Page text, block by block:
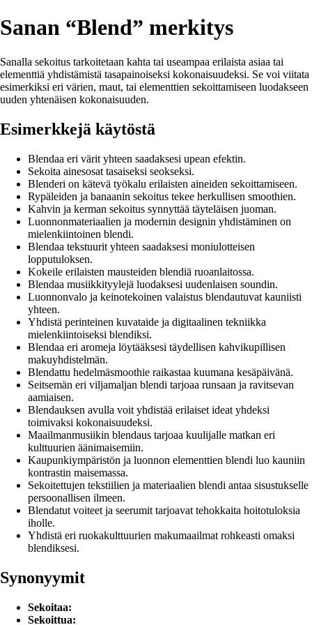
Sanan “Blend” merkitys
Sanalla sekoitus tarkoitetaan kahta tai useampaa erilaista asiaa tai
elementtiä yhdistämistä tasapainoiseksi kokonaisuudeksi. Se voi viitata
esimerkiksi eri värien, maut, tai elementtien sekoittamiseen luodakseen
uuden yhtenäisen kokonaisuuden.
Esimerkkejä käytöstä
Blendaa eri värit yhteen saadaksesi upean efektin.
Sekoita ainesosat tasaiseksi seokseksi.
Blenderi on kätevä työkalu erilaisten aineiden sekoittamiseen.
Rypäleiden ja banaanin sekoitus tekee herkullisen smoothien.
Kahvin ja kerman sekoitus synnyttää täyteläisen juoman.
Luonnonmateriaalien ja modernin designin yhdistäminen on
mielenkiintoinen blendi.
Blendaa tekstuurit yhteen saadaksesi moniulotteisen
lopputuloksen.
Kokeile erilaisten mausteiden blendiä ruoanlaitossa.
Blendaa musiikkityylejä luodaksesi uudenlaisen soundin.
Luonnonvalo ja keinotekoinen valaistus blendautuvat kauniisti
yhteen.
Yhdistä perinteinen kuvataide ja digitaalinen tekniikka
mielenkiintoiseksi blendiksi.
Blendaa eri aromeja löytääksesi täydellisen kahvikupillisen
makuyhdistelmän.
Blendattu hedelmäsmoothie raikastaa kuumana kesäpäivänä.
Seitsemän eri viljamaljan blendi tarjoaa runsaan ja ravitsevan
aamiaisen.
Blendauksen avulla voit yhdistää erilaiset ideat yhdeksi
toimivaksi kokonaisuudeksi.
Maailmanmusiikin blendaus tarjoaa kuulijalle matkan eri
kulttuurien äänimaisemiin.
Kaupunkiympäristön ja luonnon elementtien blendi luo kauniin
kontrastin maisemassa.
Sekoitettujen tekstiilien ja materiaalien blendi antaa sisustukselle
persoonallisen ilmeen.
Blendatut voiteet ja seerumit tarjoavat tehokkaita hoitotuloksia
iholle.
Yhdistä eri ruokakulttuurien makumaailmat rohkeasti omaksi
blendiksesi.
Synonyymit
Sekoitaa:
Sekoittua: